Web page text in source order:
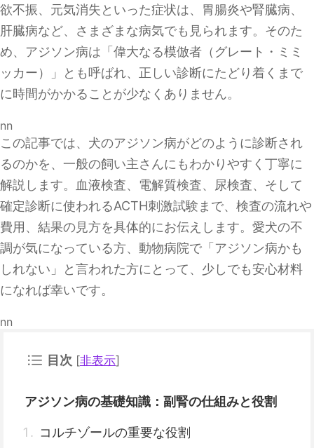
欲不振、元気消失といった症状は、胃腸炎や腎臓病、
肝臓病など、さまざまな病気でも見られます。そのた
め、アジソン病は「偉大なる模倣者（グレート・ミミ
ッカー）」とも呼ばれ、正しい診断にたどり着くまで
に時間がかかることが少なくありません。
nn
この記事では、犬のアジソン病がどのように診断され
るのかを、一般の飼い主さんにもわかりやすく丁寧に
解説します。血液検査、電解質検査、尿検査、そして
確定診断に使われるACTH刺激試験まで、検査の流れや
費用、結果の見方を具体的にお伝えします。愛犬の不
調が気になっている方、動物病院で「アジソン病かも
しれない」と言われた方にとって、少しでも安心材料
になれば幸いです。
nn
目次 [非表示]
アジソン病の基礎知識：副腎の仕組みと役割
コルチゾールの重要な役割